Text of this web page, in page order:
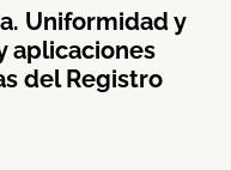
Uniformidad y
aplicaciones
del Registro